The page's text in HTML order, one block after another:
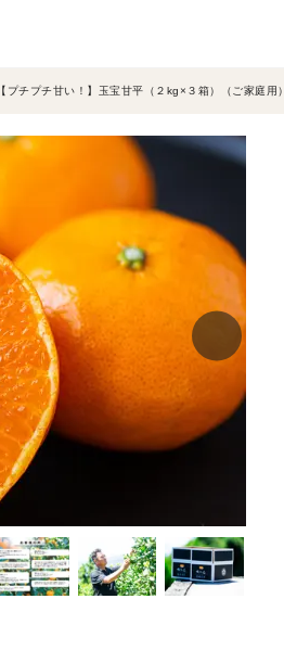
【プチプチ甘い！】玉宝甘平（２kg×３箱）（ご家庭用）